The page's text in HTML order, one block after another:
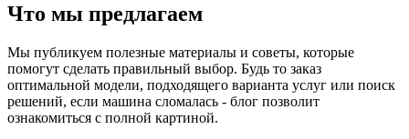
Что мы предлагаем
Мы публикуем полезные материалы и советы, которые
помогут сделать правильный выбор. Будь то заказ
оптимальной модели, подходящего варианта услуг или поиск
решений, если машина сломалась - блог позволит
ознакомиться с полной картиной.